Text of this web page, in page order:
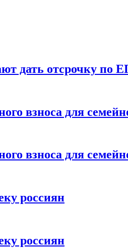
дать отсрочку по
взноса для
взноса для
россиян
россиян